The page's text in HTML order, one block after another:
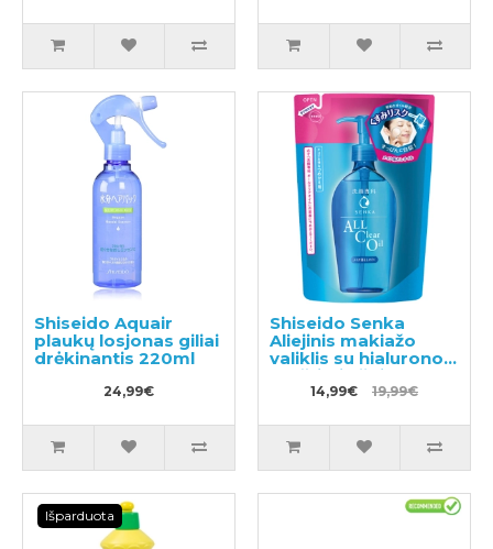
Shiseido Aquair
plaukų losjonas giliai
drėkinantis 220ml
24,99€
Shiseido Senka
Aliejinis makiažo
valiklis su hialurono
rūgštimi užpildas
180ml14,99€ 19,99€
Išparduota